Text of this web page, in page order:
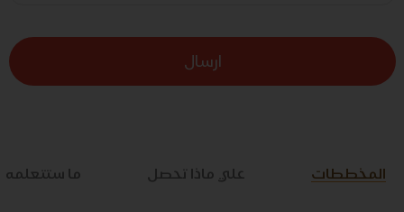
ارسال
المخططات علي ماذا تحصل ما ستتعلمه